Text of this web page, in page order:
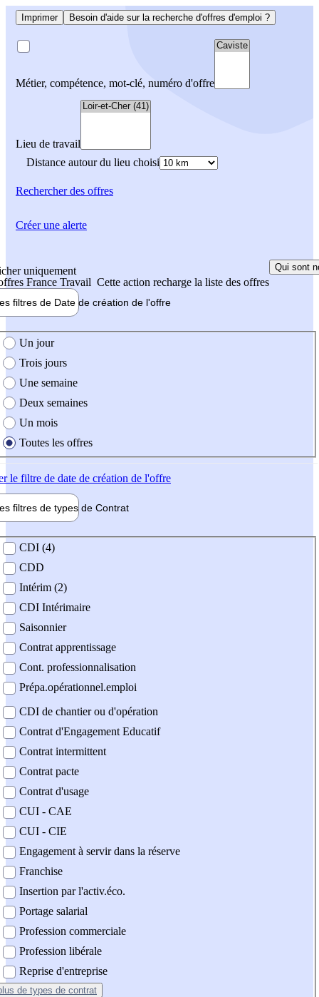
Imprimer Besoin d'aide sur la recherche d'offres d'emploi ?
Métier, compétence, mot-clé, numéro d'offre
Lieu de travail
Distance autour du lieu choisi
Rechercherdes offres
uniquement
France Travail Cette action recharge la liste des offres
Qui sont
filtres de Date de création de l'offre
création de l'offre
Un jour
Trois jours
Une semaine
Deux semaines
Un mois
Toutes les offres
le filtre de date de création de l'offre
filtres de types de Contrat
contrat
CDI (4)
CDD
Intérim (2)
CDI Intérimaire
Saisonnier
Contrat apprentissage
Cont. professionnalisation
Prépa.opérationnel.emploi
CDI de chantier ou d'opération
Contrat d'Engagement Educatif
Contrat intermittent
Contrat pacte
Contrat d'usage
CUI - CAE
CUI - CIE
Engagement à servir dans la réserve
Franchise
Insertion par l'activ.éco.
Portage salarial
Profession commerciale
Profession libérale
Reprise d'entreprise
de types de contrat
Créer une alerte